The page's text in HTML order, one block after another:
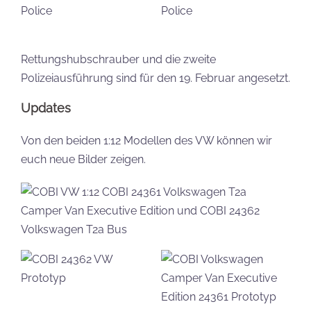
Rettungshubschrauber und die zweite
Polizeiausführung sind für den 19. Februar angesetzt.
Updates
Von den beiden 1:12 Modellen des VW können wir
euch neue Bilder zeigen.